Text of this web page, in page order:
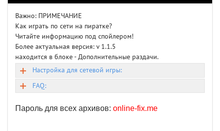
Важно: ПРИМЕЧАНИЕ
Как играть по сети на пиратке?
Читайте информацию под спойлером!
Более актуальная версия: v 1.1.5
находится в блоке - Дополнительные раздачи.
Настройка для сетевой игры:
FAQ:
Пароль для всех архивов: online-fix.me